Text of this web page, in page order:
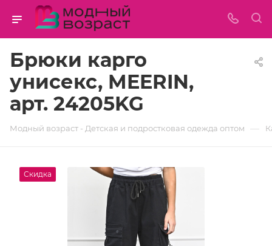
Брюки карго
унисекс, MEERIN,
арт. 24205KG
Модный возраст - Детская и подростковая одежда оптом —
Скидка